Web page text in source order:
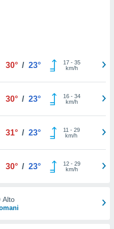
30° / 23° 17- 35
km/h
30° / 23° 16- 34
km/h
31° / 23° 11 - 29
km/h
30° / 23° 12- 29
km/h
Alto